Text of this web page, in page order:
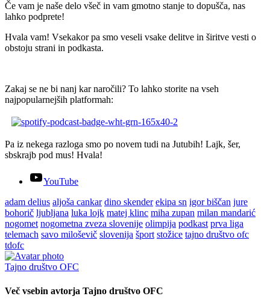
Če vam je naše delo všeč in vam gmotno stanje to dopušča, nas
lahko podprete!
Hvala vam! Vsekakor pa smo veseli vsake delitve in širitve vesti o
obstoju strani in podkasta.
Zakaj se ne bi nanj kar naročili? To lahko storite na vseh
najpopularnejših platformah:
Pa iz nekega razloga smo po novem tudi na Jutubih! Lajk, šer,
sbskrajb pod mus! Hvala!
YouTube
adam delius aljoša cankar dino skender ekipa sn igor biščan jure
bohorič ljubljana luka lojk matej klinc miha zupan milan mandarić
nogomet nogometna zveza slovenije olimpija podkast prva liga
telemach savo miloševič slovenija šport stožice tajno društvo ofc
tdofc
Tajno društvo OFC
Več vsebin avtorja Tajno društvo OFC